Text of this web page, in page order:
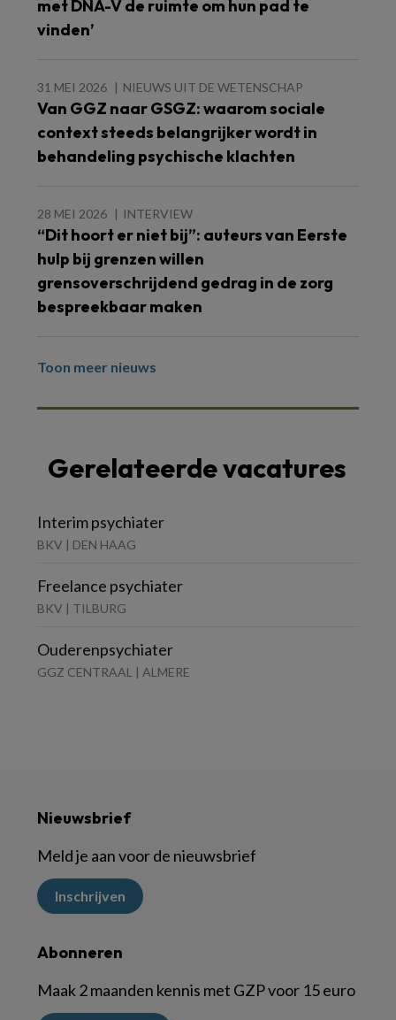
met DNA-V de ruimte om hun pad te
vinden’
31 MEI 2026 NIEUWS UIT DE WETENSCHAP
Van GGZ naar GSGZ: waarom sociale
context steeds belangrijker wordt in
behandeling psychische klachten
28 MEI 2026 INTERVIEW
“Dit hoort er niet bij”: auteurs van Eerste
hulp bij grenzen willen
grensoverschrijdend gedrag in de zorg
bespreekbaar maken
Toon meer nieuws
Gerelateerde vacatures
Interim psychiater
BKV | DEN HAAG
Freelance psychiater
BKV | TILBURG
Ouderenpsychiater
GGZ CENTRAAL | ALMERE
Nieuwsbrief
Meld je aan voor de nieuwsbrief
Inschrijven
Abonneren
Maak 2 maanden kennis met GZP voor 15 euro